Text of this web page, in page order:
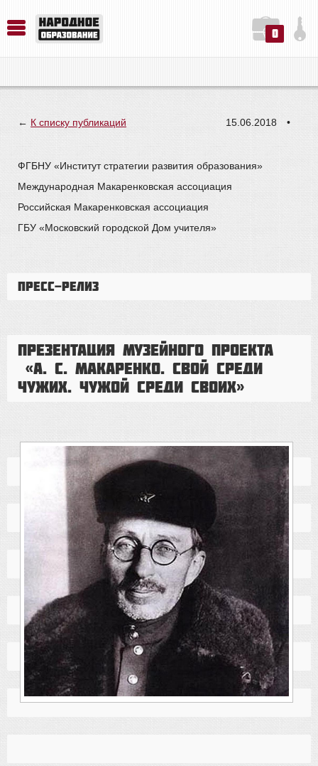
0
← К списку публикаций 15.06.2018 •
ФГБНУ «Институт стратегии развития образования»
Международная Макаренковская ассоциация
Российская Макаренковская ассоциация
ГБУ «Московский городской Дом учителя»
ПРЕСС-РЕЛИЗ
Презентация музейного проекта
«А. С. Макаренко. Свой среди
чужих. Чужой среди своих»